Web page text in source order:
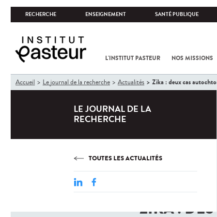
RECHERCHE ENSEIGNEMENT SANTÉ PUBLIQUE
L'INSTITUT PASTEUR NOS MISSIONS
Vous
êtes
Accueil Le journal de la recherche Actualités Zika : deux cas
LE JOURNAL DE LA
RECHERCHE
TOUTES LES ACTUALITÉS
ZIKA :